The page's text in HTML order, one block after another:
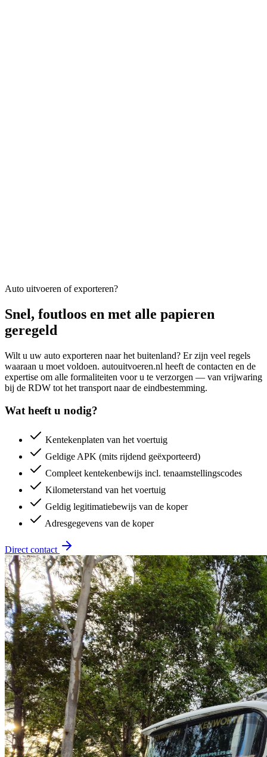
Auto uitvoeren of exporteren?
Snel, foutloos en met alle papieren
geregeld
Wilt u uw auto exporteren naar het buitenland? Er zijn veel regels
waaraan u moet voldoen. autouitvoeren.nl heeft de contacten en de
expertise om alle formaliteiten voor u te verzorgen — van vrijwaring
bij de RDW tot het transport naar de eindbestemming.
Wat heeft u nodig?
Kentekenplaten van het voertuig
Geldige APK (mits rijdend geëxporteerd)
Compleet kentekenbewijs incl. tenaamstellingscodes
Kilometerstand van het voertuig
Geldig legitimatiebewijs van de koper
Adresgegevens van de koper
Direct contact